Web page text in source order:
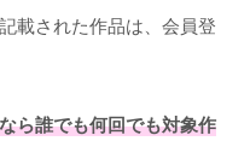
載された作品は、会員登
ら誰でも何回でも対象作